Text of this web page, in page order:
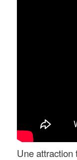
Une attraction